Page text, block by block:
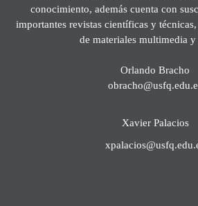
conocimiento, además cuenta con
importantes revistas científicas y
de materiales multimedia y
Orlando Bracho
Xavier Palacios